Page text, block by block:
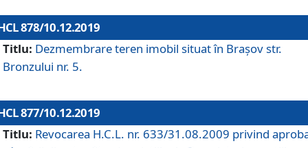
878/10.12.2019
Titlu: Dezmembrare teren imobil situat în Brașov str.
Bronzului nr. 5.
877/10.12.2019
Titlu: Revocarea H.C.L. nr. 633/31.08.2009 privind